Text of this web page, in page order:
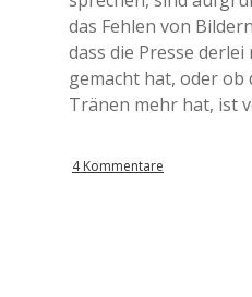
das Fehlen von
dass die Presse
gemacht hat, oder
Tränen mehr hat, ist
4 Kommentare